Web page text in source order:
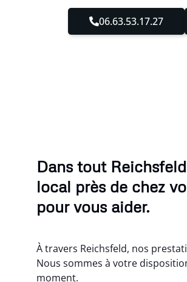
06.63.53.17.27
Dans tout
local près de chez
pour vous aider.
À travers Reichsfeld, nos
Nous sommes à votre
moment.